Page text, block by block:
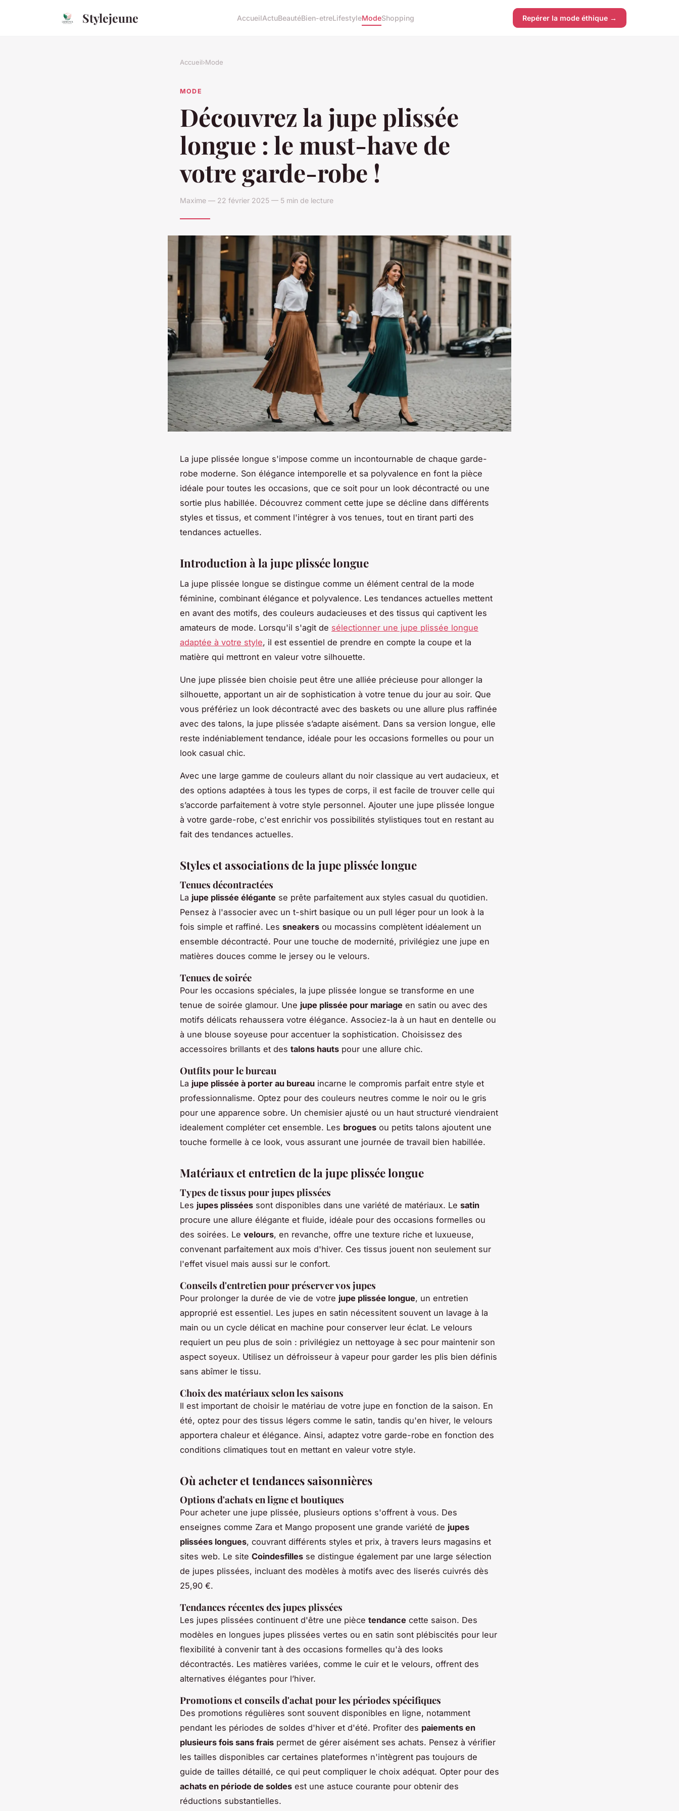
Stylejeune AccueilActuBeautéBien-etreLifestyleModeShopping Repérer la mode éthique →
Accueil›Mode
MODE
Découvrez la jupe plissée
longue : le must-have de
votre garde-robe !
Maxime — 22 février 2025 — 5 min de lecture
La jupe plissée longue s'impose comme un incontournable de chaque garde-
robe moderne. Son élégance intemporelle et sa polyvalence en font la pièce
idéale pour toutes les occasions, que ce soit pour un look décontracté ou une
sortie plus habillée. Découvrez comment cette jupe se décline dans différents
styles et tissus, et comment l'intégrer à vos tenues, tout en tirant parti des
tendances actuelles.
Introduction à la jupe plissée longue
La jupe plissée longue se distingue comme un élément central de la mode
féminine, combinant élégance et polyvalence. Les tendances actuelles mettent
en avant des motifs, des couleurs audacieuses et des tissus qui captivent les
amateurs de mode. Lorsqu'il s'agit de sélectionner une jupe plissée longue
adaptée à votre style, il est essentiel de prendre en compte la coupe et la
matière qui mettront en valeur votre silhouette.
Une jupe plissée bien choisie peut être une alliée précieuse pour allonger la
silhouette, apportant un air de sophistication à votre tenue du jour au soir. Que
vous préfériez un look décontracté avec des baskets ou une allure plus raffinée
avec des talons, la jupe plissée s’adapte aisément. Dans sa version longue, elle
reste indéniablement tendance, idéale pour les occasions formelles ou pour un
look casual chic.
Avec une large gamme de couleurs allant du noir classique au vert audacieux, et
des options adaptées à tous les types de corps, il est facile de trouver celle qui
s’accorde parfaitement à votre style personnel. Ajouter une jupe plissée longue
à votre garde-robe, c'est enrichir vos possibilités stylistiques tout en restant au
fait des tendances actuelles.
Styles et associations de la jupe plissée longue
Tenues décontractées
La jupe plissée élégante se prête parfaitement aux styles casual du quotidien.
Pensez à l'associer avec un t-shirt basique ou un pull léger pour un look à la
fois simple et raffiné. Les sneakers ou mocassins complètent idéalement un
ensemble décontracté. Pour une touche de modernité, privilégiez une jupe en
matières douces comme le jersey ou le velours.
Tenues de soirée
Pour les occasions spéciales, la jupe plissée longue se transforme en une
tenue de soirée glamour. Une jupe plissée pour mariage en satin ou avec des
motifs délicats rehaussera votre élégance. Associez-la à un haut en dentelle ou
à une blouse soyeuse pour accentuer la sophistication. Choisissez des
accessoires brillants et des talons hauts pour une allure chic.
Outfits pour le bureau
La jupe plissée à porter au bureau incarne le compromis parfait entre style et
professionnalisme. Optez pour des couleurs neutres comme le noir ou le gris
pour une apparence sobre. Un chemisier ajusté ou un haut structuré viendraient
idealement compléter cet ensemble. Les brogues ou petits talons ajoutent une
touche formelle à ce look, vous assurant une journée de travail bien habillée.
Matériaux et entretien de la jupe plissée longue
Types de tissus pour jupes plissées
Les jupes plissées sont disponibles dans une variété de matériaux. Le satin
procure une allure élégante et fluide, idéale pour des occasions formelles ou
des soirées. Le velours, en revanche, offre une texture riche et luxueuse,
convenant parfaitement aux mois d'hiver. Ces tissus jouent non seulement sur
l'effet visuel mais aussi sur le confort.
Conseils d'entretien pour préserver vos jupes
Pour prolonger la durée de vie de votre jupe plissée longue, un entretien
approprié est essentiel. Les jupes en satin nécessitent souvent un lavage à la
main ou un cycle délicat en machine pour conserver leur éclat. Le velours
requiert un peu plus de soin : privilégiez un nettoyage à sec pour maintenir son
aspect soyeux. Utilisez un défroisseur à vapeur pour garder les plis bien définis
sans abîmer le tissu.
Choix des matériaux selon les saisons
Il est important de choisir le matériau de votre jupe en fonction de la saison. En
été, optez pour des tissus légers comme le satin, tandis qu'en hiver, le velours
apportera chaleur et élégance. Ainsi, adaptez votre garde-robe en fonction des
conditions climatiques tout en mettant en valeur votre style.
Où acheter et tendances saisonnières
Options d'achats en ligne et boutiques
Pour acheter une jupe plissée, plusieurs options s'offrent à vous. Des
enseignes comme Zara et Mango proposent une grande variété de jupes
plissées longues, couvrant différents styles et prix, à travers leurs magasins et
sites web. Le site Coindesfilles se distingue également par une large sélection
de jupes plissées, incluant des modèles à motifs avec des liserés cuivrés dès
25,90 €.
Tendances récentes des jupes plissées
Les jupes plissées continuent d'être une pièce tendance cette saison. Des
modèles en longues jupes plissées vertes ou en satin sont plébiscités pour leur
flexibilité à convenir tant à des occasions formelles qu'à des looks
décontractés. Les matières variées, comme le cuir et le velours, offrent des
alternatives élégantes pour l’hiver.
Promotions et conseils d'achat pour les périodes spécifiques
Des promotions régulières sont souvent disponibles en ligne, notamment
pendant les périodes de soldes d'hiver et d'été. Profiter des paiements en
plusieurs fois sans frais permet de gérer aisément ses achats. Pensez à vérifier
les tailles disponibles car certaines plateformes n'intègrent pas toujours de
guide de tailles détaillé, ce qui peut compliquer le choix adéquat. Opter pour des
achats en période de soldes est une astuce courante pour obtenir des
réductions substantielles.